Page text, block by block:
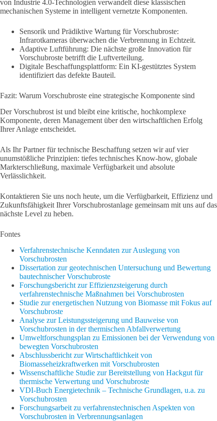
von Industrie 4.0-Technologien verwandelt diese klassischen
mechanischen Systeme in intelligent vernetzte Komponenten.
Sensorik und Prädiktive Wartung für Vorschubroste:
Infrarotkameras überwachen die Verbrennung in Echtzeit.
Adaptive Luftführung: Die nächste große Innovation für
Vorschubroste betrifft die Luftverteilung.
Digitale Beschaffungsplattform: Ein KI-gestütztes System
identifiziert das defekte Bauteil.
Fazit: Warum Vorschubroste eine strategische Komponente sind
Der Vorschubrost ist und bleibt eine kritische, hochkomplexe
Komponente, deren Management über den wirtschaftlichen Erfolg
Ihrer Anlage entscheidet.
Als Ihr Partner für technische Beschaffung setzen wir auf vier
unumstößliche Prinzipien: tiefes technisches Know-how, globale
Markterschließung, maximale Verfügbarkeit und absolute
Verlässlichkeit.
Kontaktieren Sie uns noch heute, um die Verfügbarkeit, Effizienz und
Zukunftsfähigkeit Ihrer Vorschubrostanlage gemeinsam mit uns auf das
nächste Level zu heben.
Fontes
Verfahrenstechnische Kenndaten zur Auslegung von
Vorschubrosten
Dissertation zur geotechnischen Untersuchung und Bewertung
bautechnischer Vorschubroste
Forschungsbericht zur Effizienzsteigerung durch
verfahrenstechnische Maßnahmen bei Vorschubrosten
Studie zur energetischen Nutzung von Biomasse mit Fokus auf
Vorschubroste
Analyse zur Leistungssteigerung und Bauweise von
Vorschubrosten in der thermischen Abfallverwertung
Umweltforschungsplan zu Emissionen bei der Verwendung von
bewegten Vorschubrosten
Abschlussbericht zur Wirtschaftlichkeit von
Biomasseheizkraftwerken mit Vorschubrosten
Wissenschaftliche Studie zur Bereitstellung von Hackgut für
thermische Verwertung und Vorschubroste
VDI-Buch Energietechnik – Technische Grundlagen, u.a. zu
Vorschubrosten
Forschungsarbeit zu verfahrenstechnischen Aspekten von
Vorschubrosten in Verbrennungsanlagen